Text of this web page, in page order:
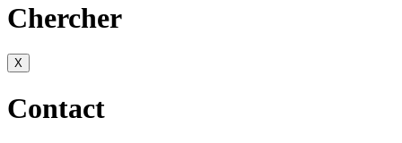
Chercher
X
Contact